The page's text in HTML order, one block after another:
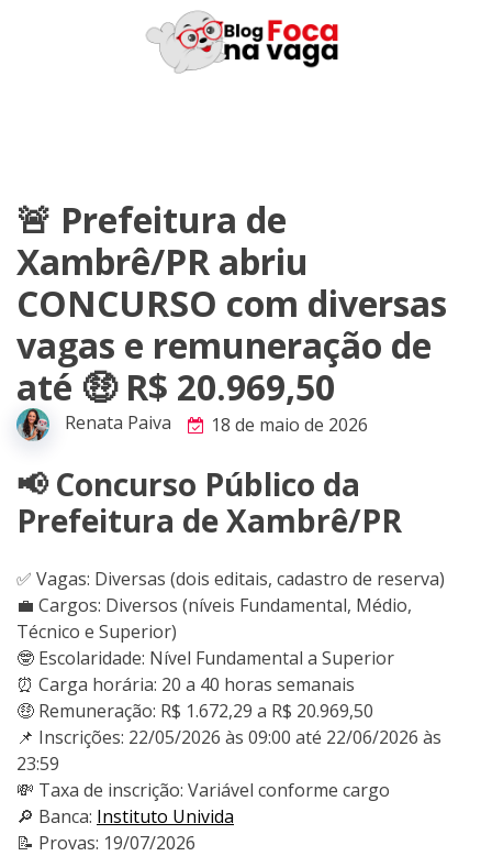
🚨 Prefeitura de
Xambrê/PR abriu
CONCURSO com diversas
vagas e remuneração de
até 🤑 R$ 20.969,50
Renata Paiva 18 de maio de 2026
📢 Concurso Público da
Prefeitura de Xambrê/PR
✅ Vagas: Diversas (dois editais, cadastro de reserva)
💼 Cargos: Diversos (níveis Fundamental, Médio,
Técnico e Superior)
🤓 Escolaridade: Nível Fundamental a Superior
⏰ Carga horária: 20 a 40 horas semanais
🤑 Remuneração: R$ 1.672,29 a R$ 20.969,50
📌 Inscrições: 22/05/2026 às 09:00 até 22/06/2026 às
23:59
💸 Taxa de inscrição: Variável conforme cargo
🔎 Banca: Instituto Univida
📝 Provas: 19/07/2026